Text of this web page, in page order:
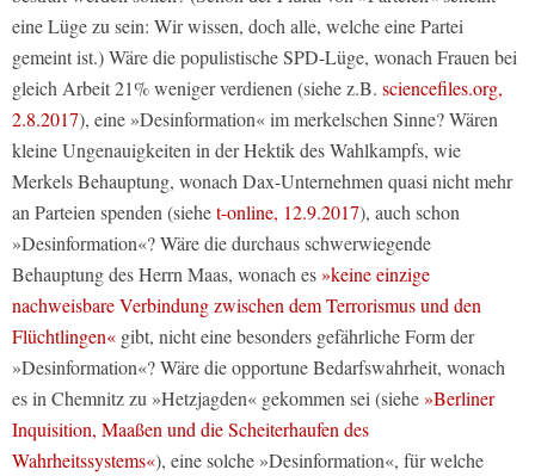
eine Lüge zu sein: Wir wissen, doch alle, welche eine Partei
gemeint ist.) Wäre die populistische SPD-Lüge, wonach Frauen bei
gleich Arbeit 21% weniger verdienen (siehe z.B. sciencefiles.org,
2.8.2017), eine »Desinformation« im merkelschen Sinne? Wären
kleine Ungenauigkeiten in der Hektik des Wahlkampfs, wie
Merkels Behauptung, wonach Dax-Unternehmen quasi nicht mehr
an Parteien spenden (siehet-online, 12.9.2017), auch schon
»Desinformation«? Wäre die durchaus schwerwiegende
Behauptung des Herrn Maas, wonach es»keine einzige
nachweisbare Verbindung zwischen dem Terrorismus und den
Flüchtlingen« gibt, nicht eine besonders gefährliche Form der
»Desinformation«? Wäre die opportune Bedarfswahrheit, wonach
es in Chemnitz zu »Hetzjagden« gekommen sei (siehe»Berliner
Inquisition, Maaßen und die Scheiterhaufen des
Wahrheitssystems«), eine solche »Desinformation«, für welche